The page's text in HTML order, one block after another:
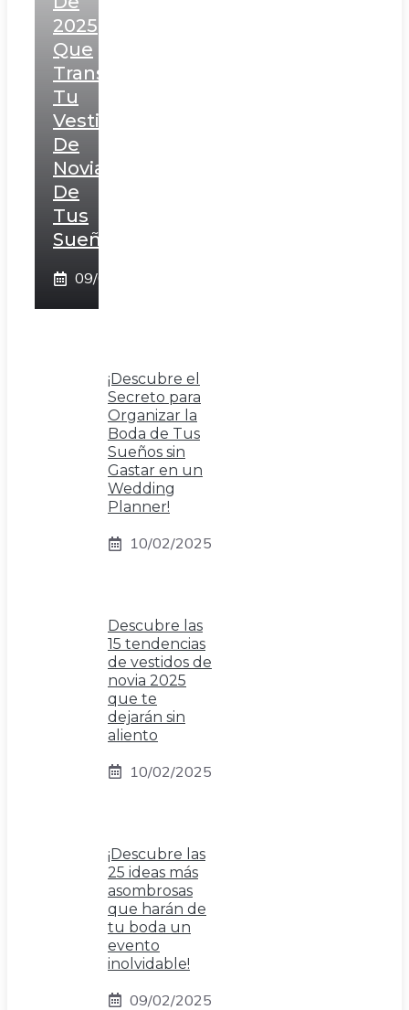
2025
Que
Transformarán
Tu
Vestido
De
Novia
De
Tus
Sueños!
09/02/2025
¡Descubre el
Secreto para
Organizar la
Boda de Tus
Sueños sin
Gastar en un
Wedding
Planner!
10/02/2025
Descubre las
15 tendencias
de vestidos de
novia 2025
que te
dejarán sin
aliento
10/02/2025
¡Descubre las
25 ideas más
asombrosas
que harán de
tu boda un
evento
inolvidable!
09/02/2025